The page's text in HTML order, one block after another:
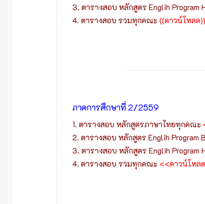
3. ตารางสอบ หลักสูตร Englih Program
4. ตารางสอบ รวมทุกคณะ ((ดาวน์โหลด))
ภาคการศึกษาที่ 2/2559
1. ตารางสอบ หลักสูตรภาษาไทยทุกคณะ
2. ตารางสอบ หลักสูตร Englih Program
3. ตารางสอบ หลักสูตร Englih Program
4. ตารางสอบ รวมทุกคณะ <<ดาวน์โหล